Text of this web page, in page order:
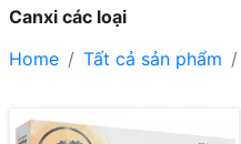
Canxi các loại
Home
Tất cả sản phẩm